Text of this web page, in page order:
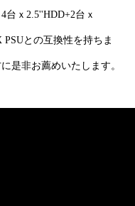
台ｘ2.5''HDD+2台ｘ
との互換性を持ちま
是非お薦めいたします。